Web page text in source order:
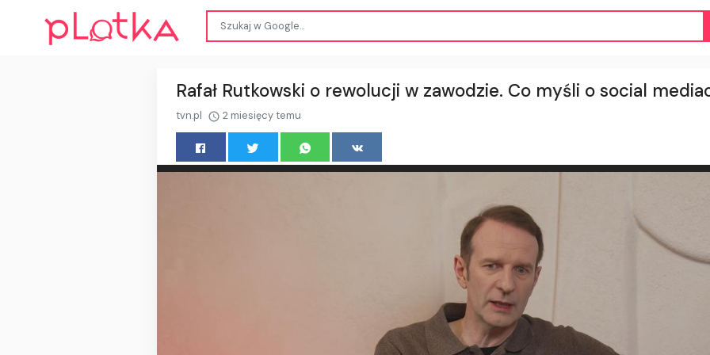
Rafał Rutkowski o rewolucji w zawodzie. Co myśli o social
tvn.pl 2 miesięcy temu